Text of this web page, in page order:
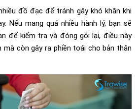
đồ đạc để tránh gây khó khăn khi
Nếu mang quá nhiều hành lý, bạn sẽ
để kiểm tra và đóng gói lại, điều này
còn gây ra phiền toái cho bản thân